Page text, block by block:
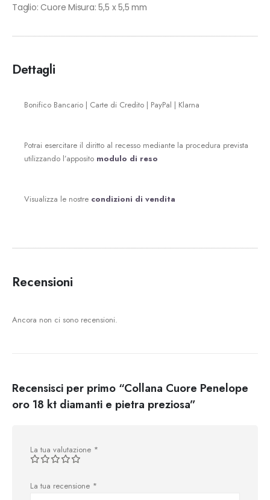
Taglio: Cuore Misura: 5,5 x 5,5 mm
Dettagli
Bonifico Bancario | Carte di Credito | PayPal | Klarna
Potrai esercitare il diritto al recesso mediante la procedura prevista
utilizzando l’apposito modulo di reso
Visualizza le nostre condizioni di vendita
Recensioni
Ancora non ci sono recensioni.
Recensisci per primo “Collana Cuore Penelope
oro 18 kt diamanti e pietra preziosa”
La tua valutazione *
La tua recensione *